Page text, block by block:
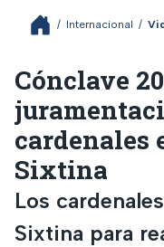
/ Internacional /
Cónclave
cardenales
Sixtina
Los
Sixtina para